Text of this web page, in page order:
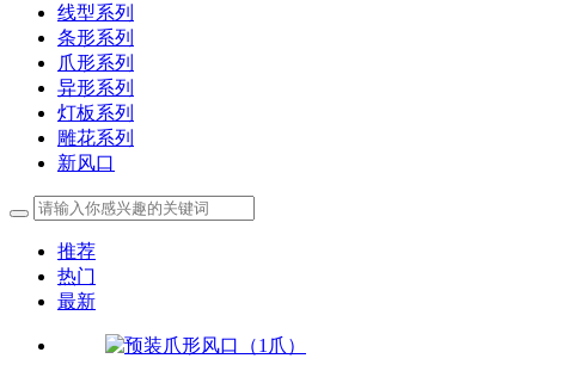
线型系列
条形系列
爪形系列
异形系列
灯板系列
雕花系列
新风口
推荐
热门
最新